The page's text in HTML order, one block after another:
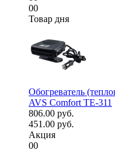
00
Товар дня
Обогреватель
AVS Comfort TE-311
806.00 руб.
451.00 руб.
Акция
00